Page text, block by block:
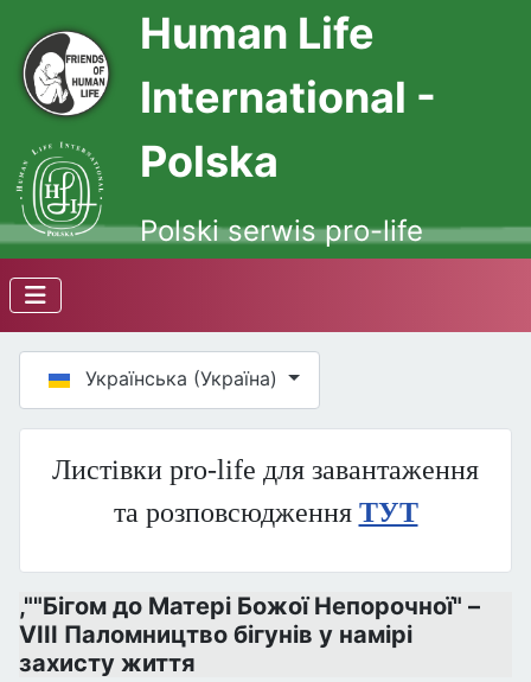
Human Life
International -
Polska
Polski serwis pro-life
Оберіть свою мову
Українська (Україна)
Листівки pro-life для завантаження
та розповсюдження ТУТ
,""Бігом до Матері Божої Непорочної" –
VIII Паломництво бігунів у намірі
захисту життя